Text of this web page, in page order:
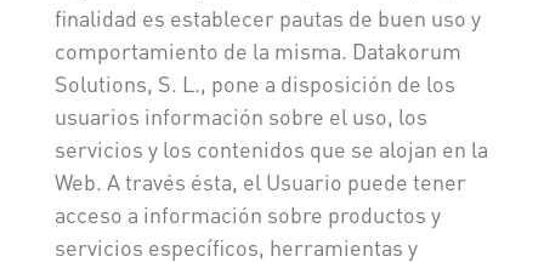
finalidad es establecer pautas de buen uso y
comportamiento de la misma. Datakorum
Solutions, S. L., pone a disposición de los
usuarios información sobre el uso, los
servicios y los contenidos que se alojan en la
Web. A través ésta, el Usuario puede tener
acceso a información sobre productos y
servicios específicos, herramientas y